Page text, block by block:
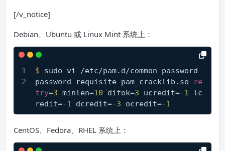
[/v_notice]
Debian、Ubuntu 或 Linux Mint 系统上：
$ sudo vi /etc/pam.d/common-password
password requisite pam_cracklib.so
re
try=3 minlen=10 difok=3 ucredit=-1 lc
redit=-1 dcredit=-3 ocredit=-1
CentOS、Fedora、RHEL 系统上：